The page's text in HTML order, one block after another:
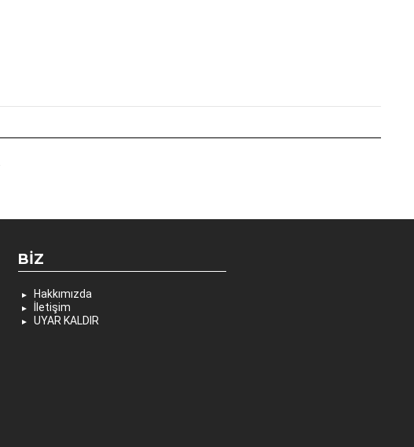
BIZ
Hakkımızda
İletişim
UYAR KALDIR